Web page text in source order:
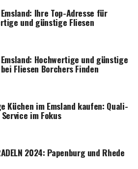
Ihre Top-Adres­se für
und güns­ti­ge Fliesen
Hoch­wer­ti­ge und güns­ti­ge
Flie­sen Bor­chers Finden
Küchen im Ems­land kau­fen: Qua­li­
im Fokus
2024: Papen­burg und Rhe­de